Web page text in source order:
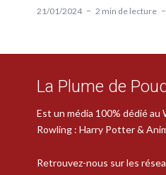
21/01/2024 2 min de lecture
La Plume de
Est un média 100% dédié au
Rowling : Harry Potter &
Retrouvez-nous sur les